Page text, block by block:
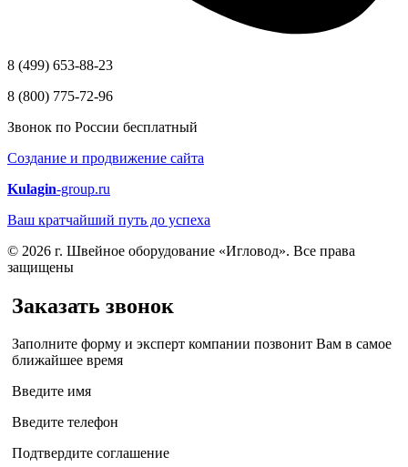
8 (499) 653-88-23
8 (800) 775-72-96
Звонок по России бесплатный
Создание и продвижение сайта
Kulagin-group.ru
Ваш кратчайший путь до успеха
© 2026 г. Швейное оборудование «Игловод». Все права
защищены
Заказать звонок
Заполните форму и эксперт компании позвонит Вам в самое
ближайшее время
Введите имя
Введите телефон
Подтвердите соглашение